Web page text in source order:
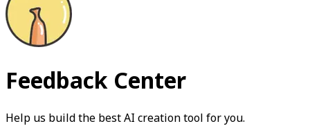
Feedback Center
Help us build the best AI creation tool for you.